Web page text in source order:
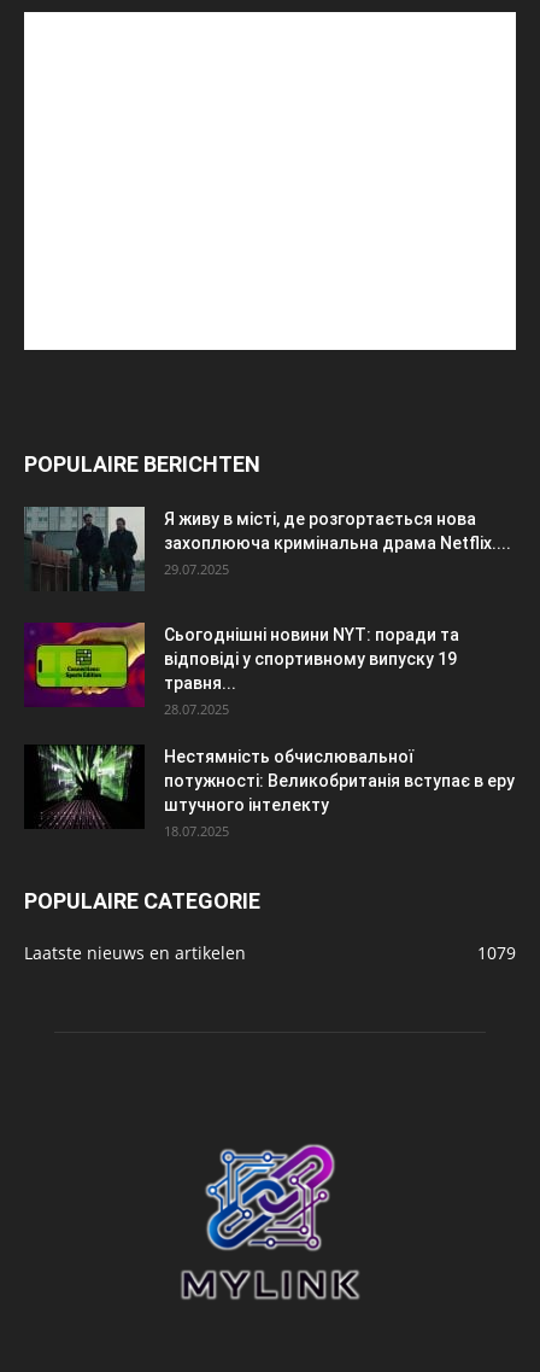
POPULAIRE BERICHTEN
Я живу в місті, де розгортається нова
захоплююча кримінальна драма Netflix....
29.07.2025
Сьогоднішні новини NYT: поради та
відповіді у спортивному випуску 19
травня...
28.07.2025
Нестямність обчислювальної
потужності: Великобританія вступає в еру
штучного інтелекту
18.07.2025
POPULAIRE CATEGORIE
Laatste nieuws en artikelen 1079